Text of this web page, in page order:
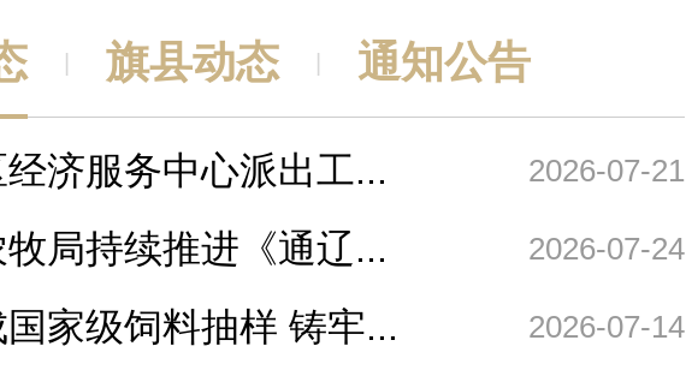
旗县动态 通知公告
济服务中心派出工... 2026-07-21
局持续推进《通辽... 2026-07-24
家级饲料抽样 铸牢... 2026-07-14